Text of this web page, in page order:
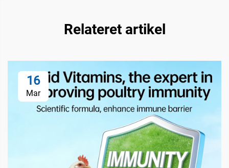
Relateret artikel
16
Mar